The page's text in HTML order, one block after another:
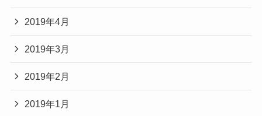
2019年4月
2019年3月
2019年2月
2019年1月